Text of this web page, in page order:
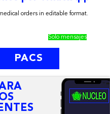
orders in editable format.
Solo mensajes
PACS